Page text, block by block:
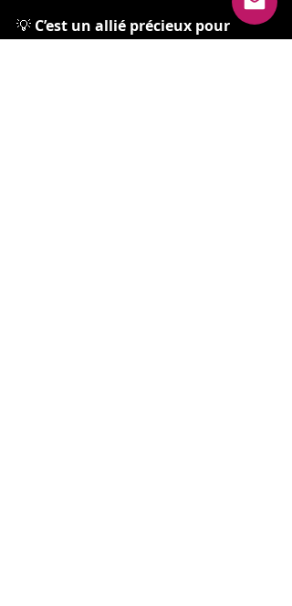
💡 C’est un allié précieux pour